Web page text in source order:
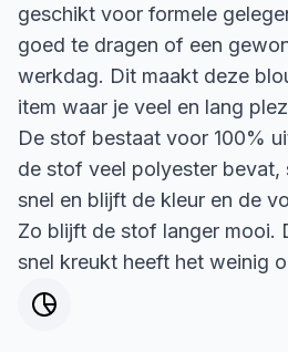
geschikt voor formele
goed te dragen of een
werkdag. Dit maakt deze
item waar je veel en lang
De stof bestaat voor 100%
de stof veel polyester bevat,
snel en blijft de kleur en de
Zo blijft de stof langer mooi.
snel kreukt heeft het weinig